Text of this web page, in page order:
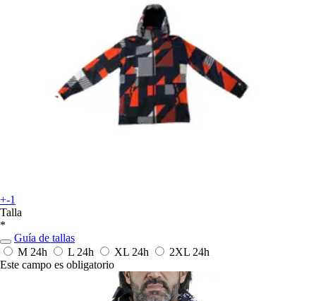
+-1
Talla
*
Guía de tallas
M 24h L 24h XL 24h 2XL 24h
Este campo es obligatorio